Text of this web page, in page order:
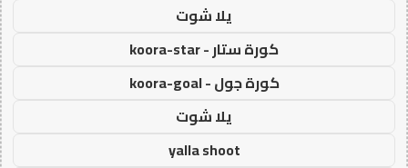
يلا شوت
كورة ستار - koora-star
كورة جول - koora-goal
يلا شوت
yalla shoot